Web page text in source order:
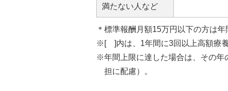
満たない人など
＊標準報酬月額15万円以下の方は
※[ ]内は、1年間に3回以上高額療
※年間上限に達した場合は、その年
担に配慮）。